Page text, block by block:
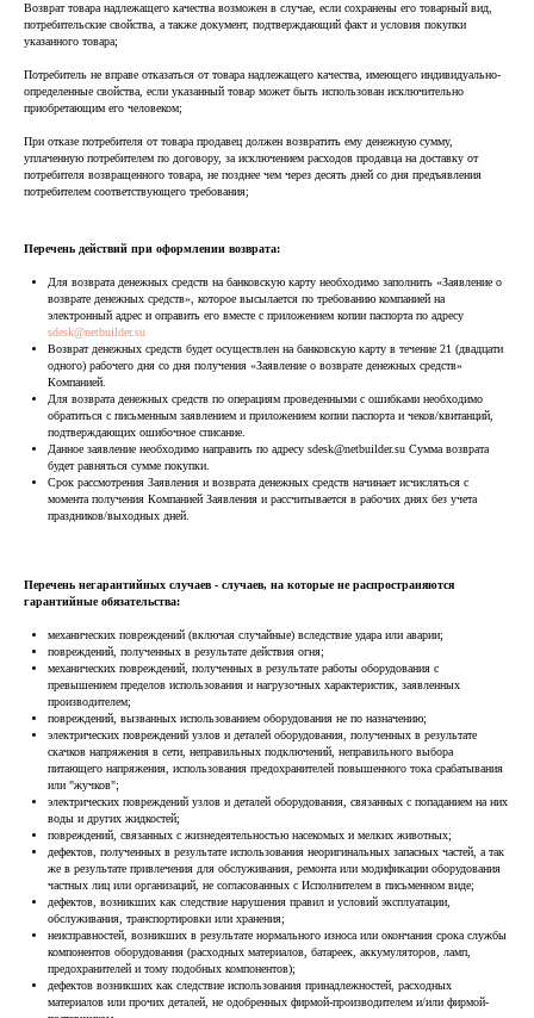
Возврат товара надлежащего качества возможен в случае, если сохранены его товарный вид,
потребительские свойства, а также документ, подтверждающий факт и условия покупки
указанного товара;
Потребитель не вправе отказаться от товара надлежащего качества, имеющего индивидуально-
определенные свойства, если указанный товар может быть использован исключительно
приобретающим его человеком;
При отказе потребителя от товара продавец должен возвратить ему денежную сумму,
уплаченную потребителем по договору, за исключением расходов продавца на доставку от
потребителя возвращенного товара, не позднее чем через десять дней со дня предъявления
потребителем соответствующего требования;
Перечень действий при оформлении возврата:
Для возврата денежных средств на банковскую карту необходимо заполнить «Заявление о
возврате денежных средств», которое высылается по требованию компанией на
электронный адрес и оправить его вместе с приложением копии паспорта по адресу
sdesk@netbuilder.su
Возврат денежных средств будет осуществлен на банковскую карту в течение 21 (двадцати
одного) рабочего дня со дня получения «Заявление о возврате денежных средств»
Компанией.
Для возврата денежных средств по операциям проведенными с ошибками необходимо
обратиться с письменным заявлением и приложением копии паспорта и чеков/квитанций,
подтверждающих ошибочное списание.
Данное заявление необходимо направить по адресу sdesk@netbuilder.su Сумма возврата
будет равняться сумме покупки.
Срок рассмотрения Заявления и возврата денежных средств начинает исчисляться с
момента получения Компанией Заявления и рассчитывается в рабочих днях без учета
праздников/выходных дней.
Перечень негарантийных случаев - случаев, на которые не распространяются
гарантийные обязательства:
механических повреждений (включая случайные) вследствие удара или аварии;
повреждений, полученных в результате действия огня;
механических повреждений, полученных в результате работы оборудования с
превышением пределов использования и нагрузочных характеристик, заявленных
производителем;
повреждений, вызванных использованием оборудования не по назначению;
электрических повреждений узлов и деталей оборудования, полученных в результате
скачков напряжения в сети, неправильных подключений, неправильного выбора
питающего напряжения, использования предохранителей повышенного тока срабатывания
или "жучков";
электрических повреждений узлов и деталей оборудования, связанных с попаданием на них
воды и других жидкостей;
повреждений, связанных с жизнедеятельностью насекомых и мелких животных;
дефектов, полученных в результате использования неоригинальных запасных частей, а так
же в результате привлечения для обслуживания, ремонта или модификации оборудования
частных лиц или организаций, не согласованных с Исполнителем в письменном виде;
дефектов, возникших как следствие нарушения правил и условий эксплуатации,
обслуживания, транспортировки или хранения;
неисправностей, возникших в результате нормального износа или окончания срока службы
компонентов оборудования (расходных материалов, батареек, аккумуляторов, ламп,
предохранителей и тому подобных компонентов);
дефектов возникших как следствие использования принадлежностей, расходных
материалов или прочих деталей, не одобренных фирмой-производителем и/или фирмой-